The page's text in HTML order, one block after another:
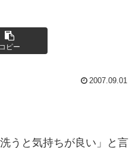
コピー
2007.09.01
うと気持ちが良い」と言